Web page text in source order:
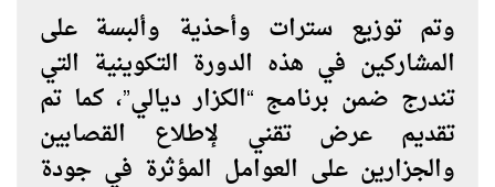
وتم توزيع سترات وأحذية وألبسة على
المشاركين في هذه الدورة التكوينية التي
تندرج ضمن برنامج “الكزار ديالي”، كما تم
تقديم عرض تقني لإطلاع القصابين
والجزارين على العوامل المؤثرة في جودة